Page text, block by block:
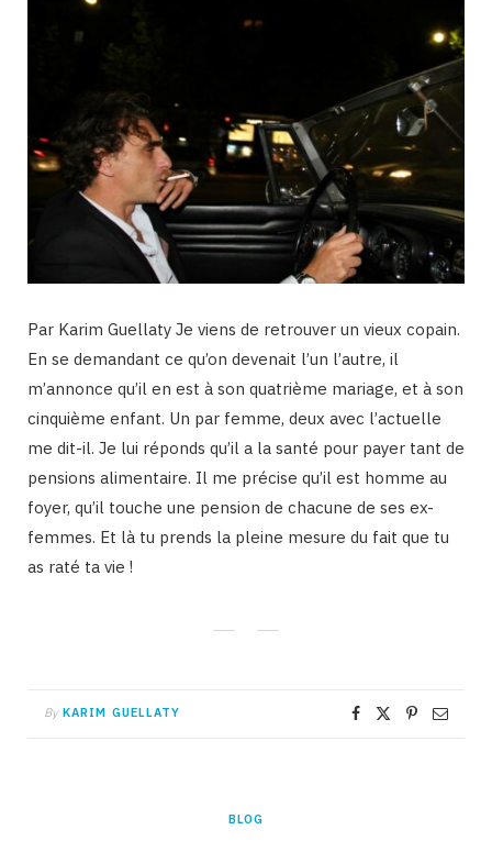
Par Karim Guellaty Je viens de retrouver un vieux copain.
En se demandant ce qu’on devenait l’un l’autre, il
m’annonce qu’il en est à son quatrième mariage, et à son
cinquième enfant. Un par femme, deux avec l’actuelle
me dit-il. Je lui réponds qu’il a la santé pour payer tant de
pensions alimentaire. Il me précise qu’il est homme au
foyer, qu’il touche une pension de chacune de ses ex-
femmes. Et là tu prends la pleine mesure du fait que tu
as raté ta vie !
By KARIM GUELLATY
BLOG